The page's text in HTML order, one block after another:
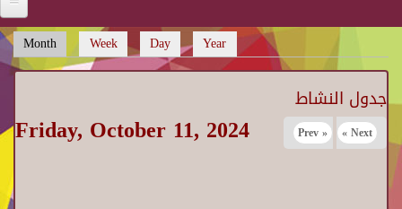
Primary tabs
Month (active tab)
Week Day Year
جدول النشاط
Friday, October 11, 2024 « Prev Next »